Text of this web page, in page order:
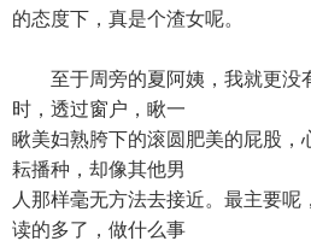
的态度下，真是个渣女呢。
至于周旁的夏阿姨，我就更没
时，透过窗户，瞅一
瞅美妇熟胯下的滚圆肥美的屁股，
耘播种，却像其他男
人那样毫无方法去接近。最主要呢
读的多了，做什么事